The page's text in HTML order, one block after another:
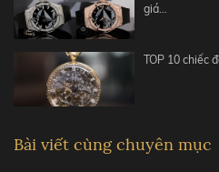
giá…
TOP 10 chiếc
Bài viết cùng chuyên mục